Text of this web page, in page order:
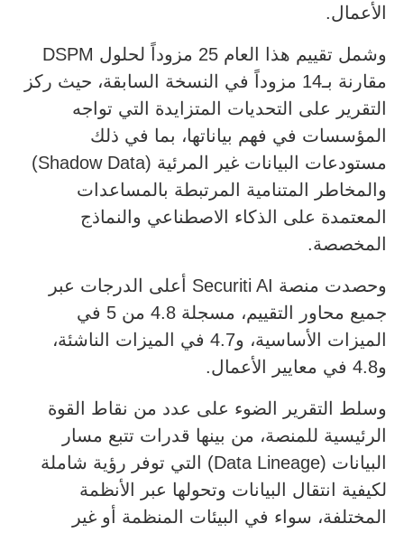
الأعمال.
وشمل تقييم هذا العام 25 مزوداً لحلول DSPM
مقارنة بـ14 مزوداً في النسخة السابقة، حيث ركز
التقرير على التحديات المتزايدة التي تواجه
المؤسسات في فهم بياناتها، بما في ذلك
مستودعات البيانات غير المرئية (Shadow Data)
والمخاطر المتنامية المرتبطة بالمساعدات
المعتمدة على الذكاء الاصطناعي والنماذج
المخصصة.
وحصدت منصة Securiti AI أعلى الدرجات عبر
جميع محاور التقييم، مسجلة 4.8 من 5 في
الميزات الأساسية، و4.7 في الميزات الناشئة،
و4.8 في معايير الأعمال.
وسلط التقرير الضوء على عدد من نقاط القوة
الرئيسية للمنصة، من بينها قدرات تتبع مسار
البيانات (Data Lineage) التي توفر رؤية شاملة
لكيفية انتقال البيانات وتحولها عبر الأنظمة
المختلفة، سواء في البيئات المنظمة أو غير